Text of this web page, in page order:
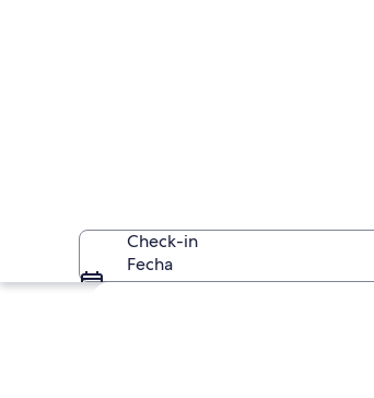
Check-in
Fecha
Ver mapa